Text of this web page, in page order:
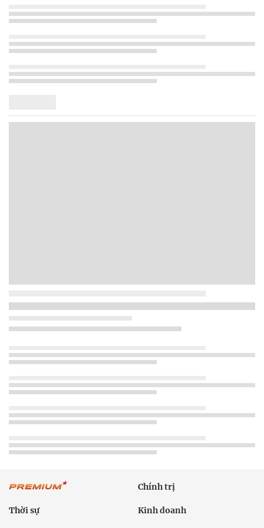
Chính trị
Thời sự Kinh doanh